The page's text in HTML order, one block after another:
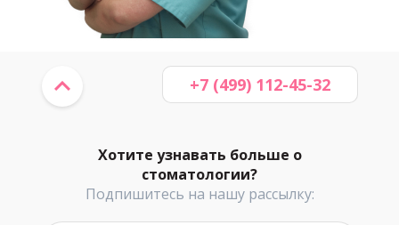
Хотите узнавать больше о
стоматологии?
Подпишитесь на нашу рассылку:
+7 (499) 112-45-32